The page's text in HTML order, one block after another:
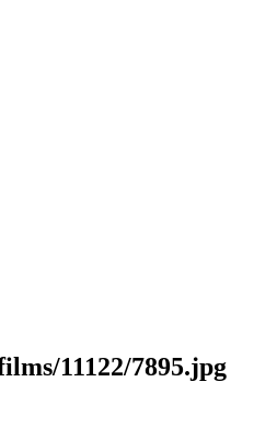
11122/7895.jpg